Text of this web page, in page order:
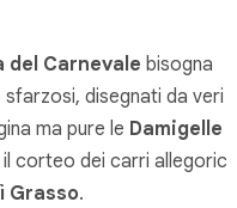
del Carnevale bisogna
disegnati da veri
ma pure le Damigelle
corteo dei carri allegorici
Grasso.